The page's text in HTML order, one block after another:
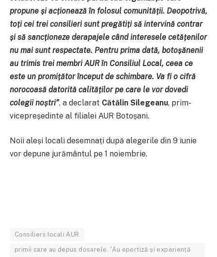
propune și acționează în folosul comunității. Deopotrivă,
toți cei trei consilieri sunt pregătiți să intervină contrar
și să sancționeze derapajele când interesele cetățenilor
nu mai sunt respectate. Pentru prima dată, botoșănenii
au trimis trei membri AUR în Consiliul Local, ceea ce
este un promițător început de schimbare. Va fi o cifră
norocoasă datorită calităților pe care le vor dovedi
colegii noștri”, a declarat Cătălin Silegeanu, prim-
vicepreședinte al filialei AUR Botoșani.
Noii aleși locali desemnați după alegerile din 9 iunie
vor depune jurământul pe 1 noiembrie.
Consilierii locali AUR
primii care au depus dosarele. ”Au epertiză și experiență